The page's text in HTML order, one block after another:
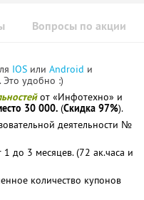
Вопросы по акции
IOS или Android и
Это удобно :)
от «Инфотехно» и
30 000. (Скидка 97%).
деятельности №
до 3 месяцев. (72 ак.часа и
количество купонов